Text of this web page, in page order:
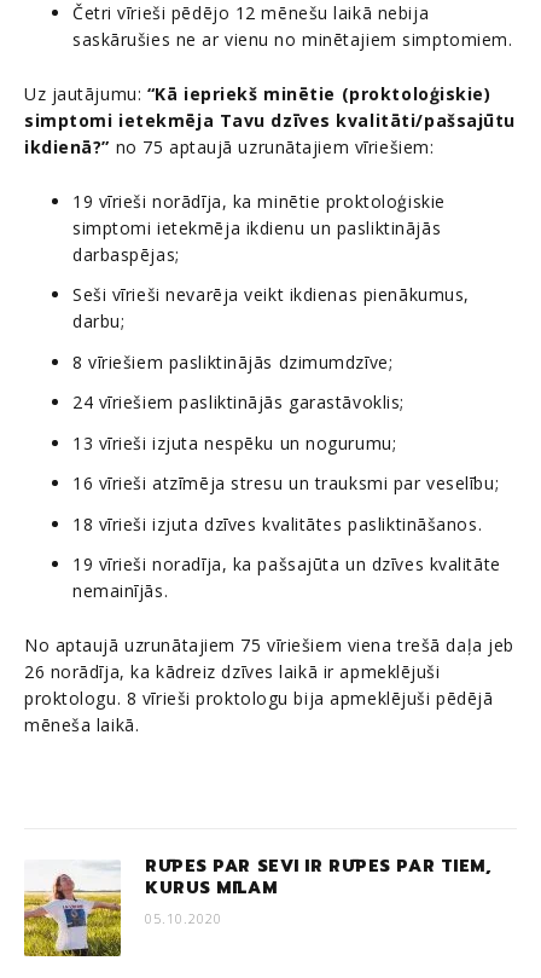
Četri vīrieši pēdējo 12 mēnešu laikā nebija
saskārušies ne ar vienu no minētajiem simptomiem.
Uz jautājumu: “Kā iepriekš minētie (proktoloģiskie)
simptomi ietekmēja Tavu dzīves kvalitāti/pašsajūtu
ikdienā?” no 75 aptaujā uzrunātajiem vīriešiem:
19 vīrieši norādīja, ka minētie proktoloģiskie
simptomi ietekmēja ikdienu un pasliktinājās
darbaspējas;
Seši vīrieši nevarēja veikt ikdienas pienākumus,
darbu;
8 vīriešiem pasliktinājās dzimumdzīve;
24 vīriešiem pasliktinājās garastāvoklis;
13 vīrieši izjuta nespēku un nogurumu;
16 vīrieši atzīmēja stresu un trauksmi par veselību;
18 vīrieši izjuta dzīves kvalitātes pasliktināšanos.
19 vīrieši noradīja, ka pašsajūta un dzīves kvalitāte
nemainījās.
No aptaujā uzrunātajiem 75 vīriešiem viena trešā daļa jeb
26 norādīja, ka kādreiz dzīves laikā ir apmeklējuši
proktologu. 8 vīrieši proktologu bija apmeklējuši pēdējā
mēneša laikā.
RŪPES PAR SEVI IR RŪPES PAR TIEM,
KURUS MĪLAM
05.10.2020